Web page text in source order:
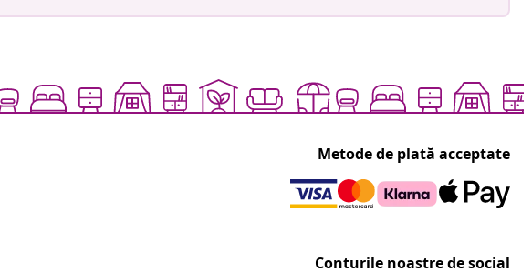
Metode de plată acceptate
Conturile noastre de social